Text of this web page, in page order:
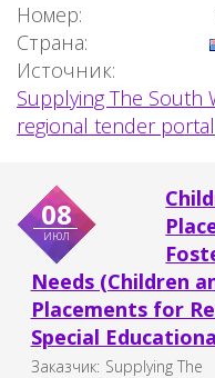
Номер:
Страна:
Источник:
Supplying The South
regional tender portal
08
июл
Needs (Children
Placements for
Special
Заказчик: Supplying The